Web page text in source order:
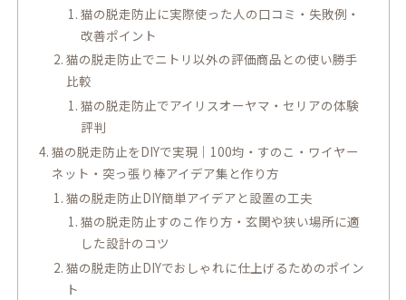
猫の脱走防止に実際使った人の口コミ・失敗例・
改善ポイント
猫の脱走防止でニトリ以外の評価商品との使い勝手
比較
猫の脱走防止でアイリスオーヤマ・セリアの体験
評判
猫の脱走防止をDIYで実現｜100均・すのこ・ワイヤー
ネット・突っ張り棒アイデア集と作り方
猫の脱走防止DIY簡単アイデアと設置の工夫
猫の脱走防止すのこ作り方・玄関や狭い場所に適
した設計のコツ
猫の脱走防止DIYでおしゃれに仕上げるためのポイン
ト